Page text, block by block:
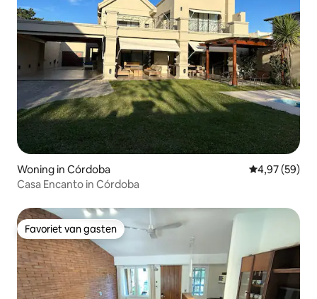
Woning in Córdoba Gemiddelde
4,97 (59)
Casa Encanto in Córdoba
Favoriet van gasten
Favoriet van gasten